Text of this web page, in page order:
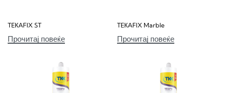
TEКAFIX ST
Прочитај повеќе
TEКAFIX Marble
Прочитај повеќе